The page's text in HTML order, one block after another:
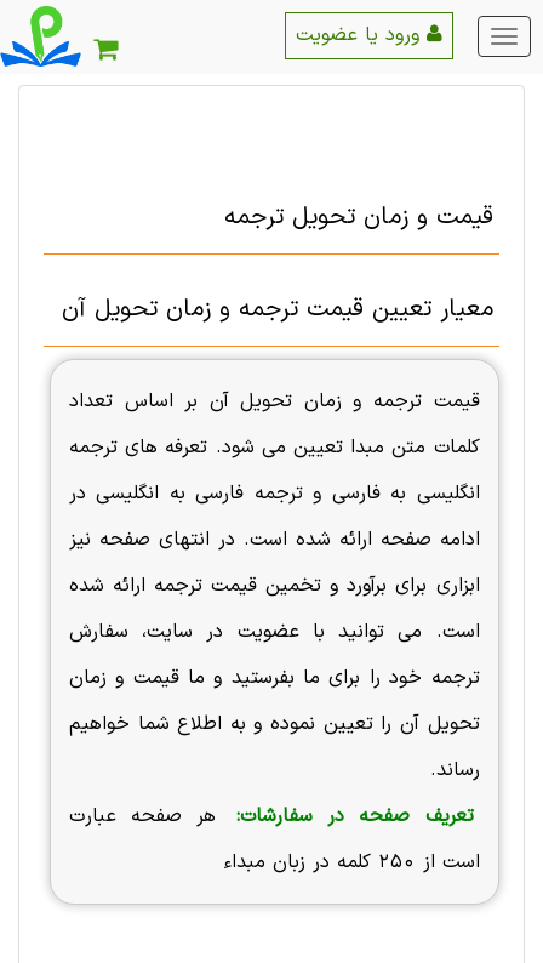
منو
اصلی
قیمت و زمان تحویل ترجمه
معیار تعیین قیمت ترجمه و زمان تحویل آن
قیمت ترجمه و زمان تحویل آن بر اساس تعداد
کلمات متن مبدا تعیین می شود. تعرفه های ترجمه
انگلیسی به فارسی و ترجمه فارسی به انگلیسی در
ادامه صفحه ارائه شده است. در انتهای صفحه نیز
ابزاری برای برآورد و تخمین قیمت ترجمه ارائه شده
است. می توانید با عضویت در سایت، سفارش
ترجمه خود را برای ما بفرستید و ما قیمت و زمان
تحویل آن را تعیین نموده و به اطلاع شما خواهیم
رساند.
تعریف صفحه در سفارشات:
هر صفحه عبارت
است از 250 کلمه در زبان مبداء